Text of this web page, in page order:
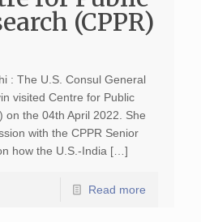
(CPPR)
: The U.S. Consul General
visited Centre for Public
on the 04th April 2022. She
with the CPPR Senior
how the U.S.-India […]
Read more